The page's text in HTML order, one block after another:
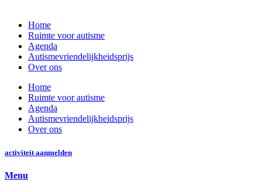
Home
Ruimte voor autisme
Agenda
Autismevriendelijkheidsprijs
Over ons
Home
Ruimte voor autisme
Agenda
Autismevriendelijkheidsprijs
Over ons
activiteit aanmelden
Menu